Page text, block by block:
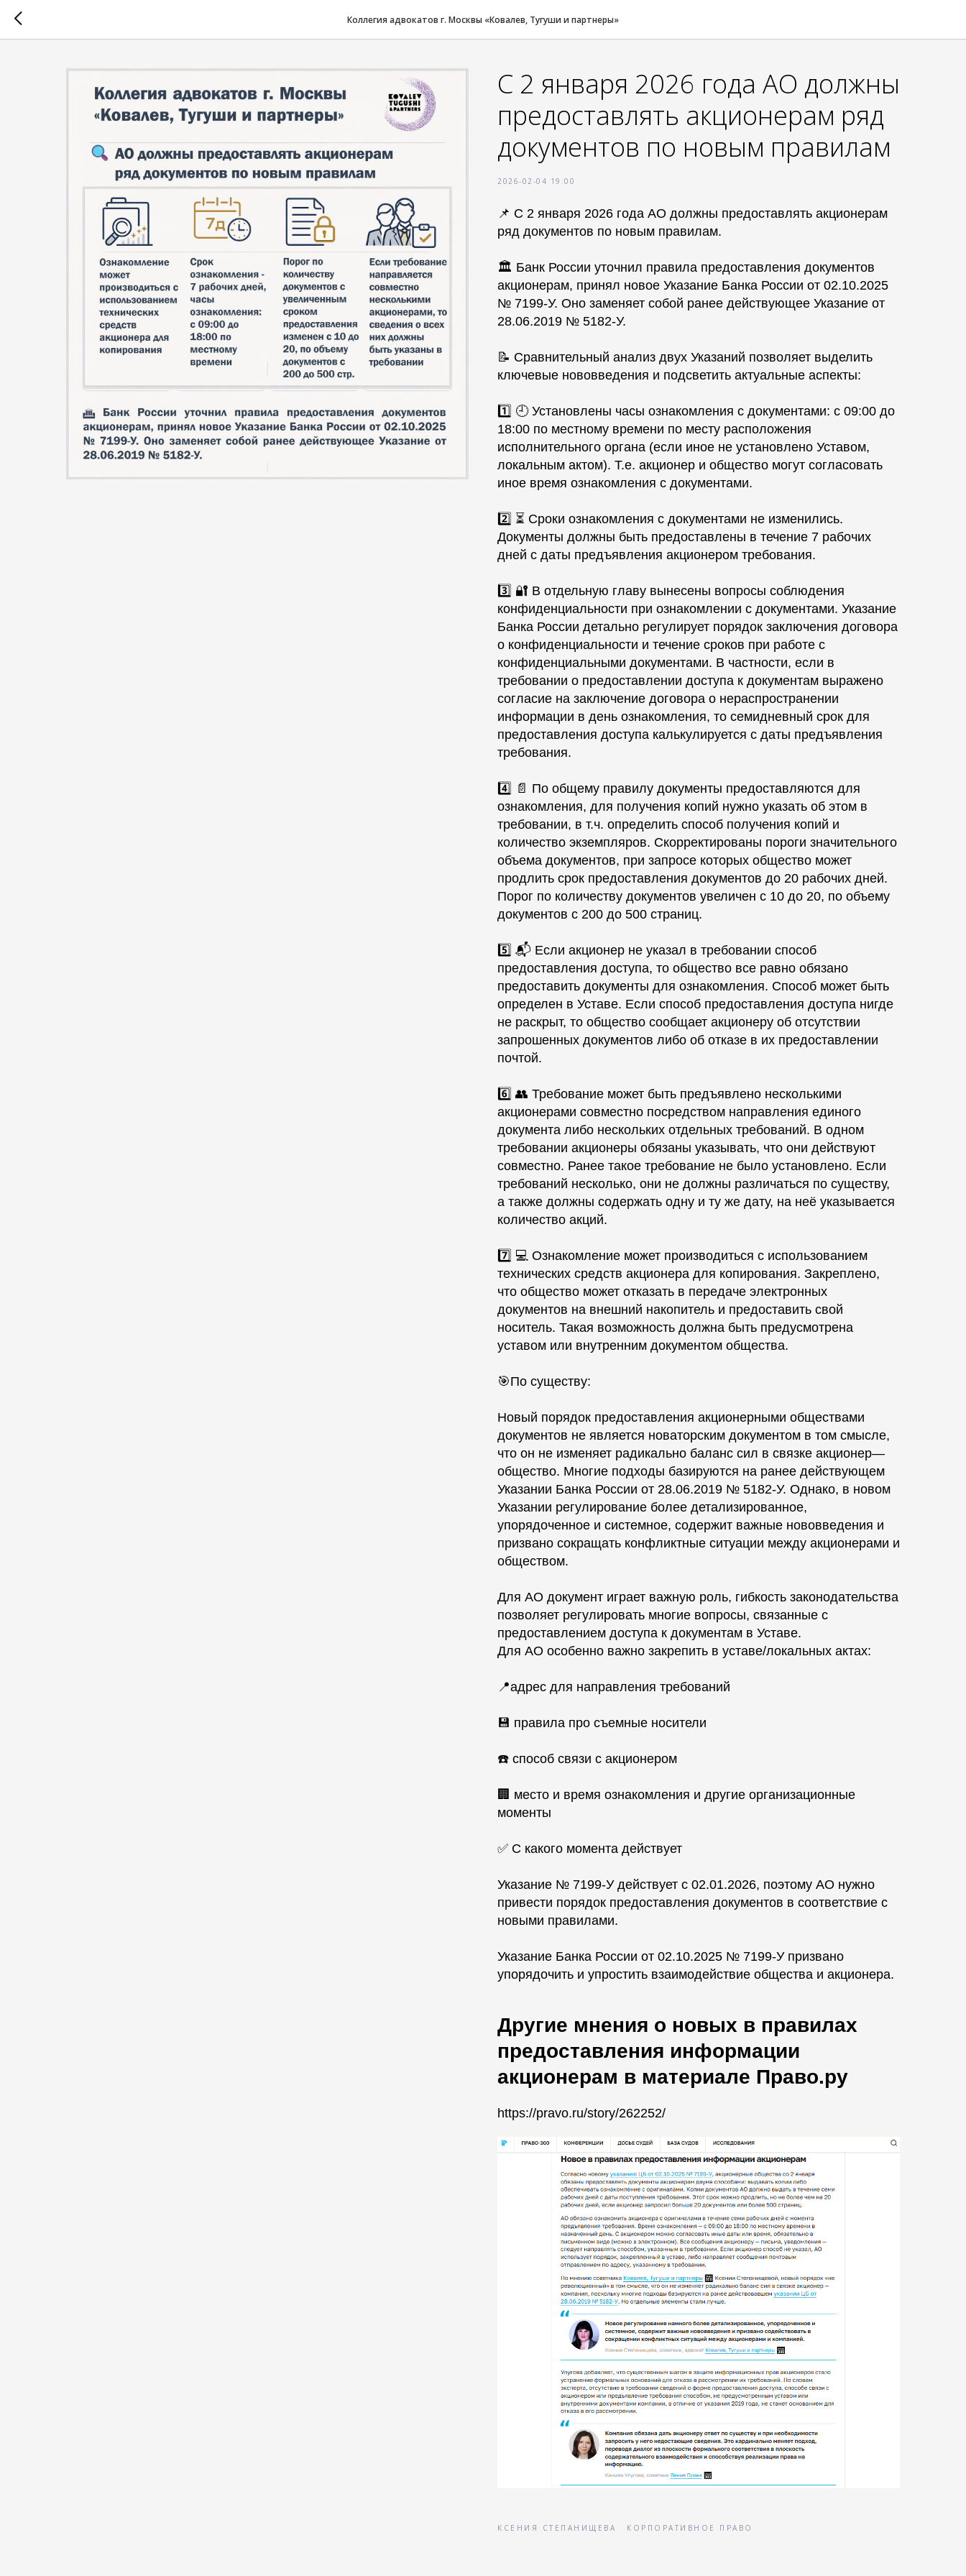
Коллегия адвокатов г. Москвы «Ковалев, Тугуши и партнеры»
С 2 января 2026 года АО должны
предоставлять акционерам ряд
документов по новым правилам
2026-02-04 19:00
📌 С 2 января 2026 года АО должны предоставлять акционерам
ряд документов по новым правилам.
🏛 Банк России уточнил правила предоставления документов
акционерам, принял новое Указание Банка России от 02.10.2025
№ 7199‑У. Оно заменяет собой ранее действующее Указание от
28.06.2019 № 5182‑У.
📝 Сравнительный анализ двух Указаний позволяет выделить
ключевые нововведения и подсветить актуальные аспекты:
1️⃣ 🕘 Установлены часы ознакомления с документами: с 09:00 до
18:00 по местному времени по месту расположения
исполнительного органа (если иное не установлено Уставом,
локальным актом). Т.е. акционер и общество могут согласовать
иное время ознакомления с документами.
2️⃣ ⏳ Сроки ознакомления с документами не изменились.
Документы должны быть предоставлены в течение 7 рабочих
дней с даты предъявления акционером требования.
3️⃣ 🔐 В отдельную главу вынесены вопросы соблюдения
конфиденциальности при ознакомлении с документами. Указание
Банка России детально регулирует порядок заключения договора
о конфиденциальности и течение сроков при работе с
конфиденциальными документами. В частности, если в
требовании о предоставлении доступа к документам выражено
согласие на заключение договора о нераспространении
информации в день ознакомления, то семидневный срок для
предоставления доступа калькулируется с даты предъявления
требования.
4️⃣ 📄 По общему правилу документы предоставляются для
ознакомления, для получения копий нужно указать об этом в
требовании, в т.ч. определить способ получения копий и
количество экземпляров. Скорректированы пороги значительного
объема документов, при запросе которых общество может
продлить срок предоставления документов до 20 рабочих дней.
Порог по количеству документов увеличен с 10 до 20, по объему
документов с 200 до 500 страниц.
5️⃣ 📬 Если акционер не указал в требовании способ
предоставления доступа, то общество все равно обязано
предоставить документы для ознакомления. Способ может быть
определен в Уставе. Если способ предоставления доступа нигде
не раскрыт, то общество сообщает акционеру об отсутствии
запрошенных документов либо об отказе в их предоставлении
почтой.
6️⃣ 👥 Требование может быть предъявлено несколькими
акционерами совместно посредством направления единого
документа либо нескольких отдельных требований. В одном
требовании акционеры обязаны указывать, что они действуют
совместно. Ранее такое требование не было установлено. Если
требований несколько, они не должны различаться по существу,
а также должны содержать одну и ту же дату, на неё указывается
количество акций.
7️⃣ 💻 Ознакомление может производиться с использованием
технических средств акционера для копирования. Закреплено,
что общество может отказать в передаче электронных
документов на внешний накопитель и предоставить свой
носитель. Такая возможность должна быть предусмотрена
уставом или внутренним документом общества.
🎯По существу:
Новый порядок предоставления акционерными обществами
документов не является новаторским документом в том смысле,
что он не изменяет радикально баланс сил в связке акционер—
общество. Многие подходы базируются на ранее действующем
Указании Банка России от 28.06.2019 № 5182‑У. Однако, в новом
Указании регулирование более детализированное,
упорядоченное и системное, содержит важные нововведения и
призвано сокращать конфликтные ситуации между акционерами и
обществом.
Для АО документ играет важную роль, гибкость законодательства
позволяет регулировать многие вопросы, связанные с
предоставлением доступа к документам в Уставе.
Для АО особенно важно закрепить в уставе/локальных актах:
📍адрес для направления требований
💾 правила про съемные носители
☎️ способ связи с акционером
🏢 место и время ознакомления и другие организационные
моменты
✅ С какого момента действует
Указание № 7199‑У действует с 02.01.2026, поэтому АО нужно
привести порядок предоставления документов в соответствие с
новыми правилами.
Указание Банка России от 02.10.2025 № 7199‑У призвано
упорядочить и упростить взаимодействие общества и акционера.
Другие мнения о новых в правилах
предоставления информации
акционерам в материале Право.ру
https://pravo.ru/story/262252/
КСЕНИЯ СТЕПАНИЩЕВА КОРПОРАТИВНОЕ ПРАВО